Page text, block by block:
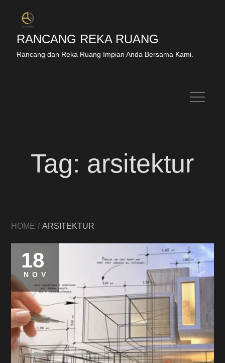
RANCANG REKA RUANG
Rancang dan Reka Ruang Impian Anda Bersama Kami.
Tag: arsitektur
HOME ARSITEKTUR
18
NOV